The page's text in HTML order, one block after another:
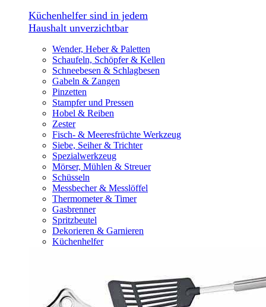
Küchenhelfer sind in jedem
Haushalt unverzichtbar
Wender, Heber & Paletten
Schaufeln, Schöpfer & Kellen
Schneebesen & Schlagbesen
Gabeln & Zangen
Pinzetten
Stampfer und Pressen
Hobel & Reiben
Zester
Fisch- & Meeresfrüchte Werkzeug
Siebe, Seiher & Trichter
Spezialwerkzeug
Mörser, Mühlen & Streuer
Schüsseln
Messbecher & Messlöffel
Thermometer & Timer
Gasbrenner
Spritzbeutel
Dekorieren & Garnieren
Küchenhelfer